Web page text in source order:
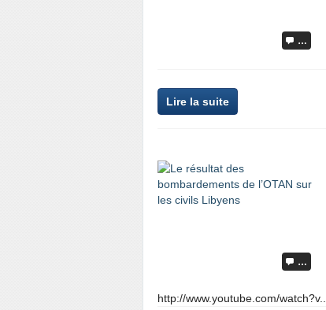
…
Lire la suite
…
http://www.youtube.com/watch?v...